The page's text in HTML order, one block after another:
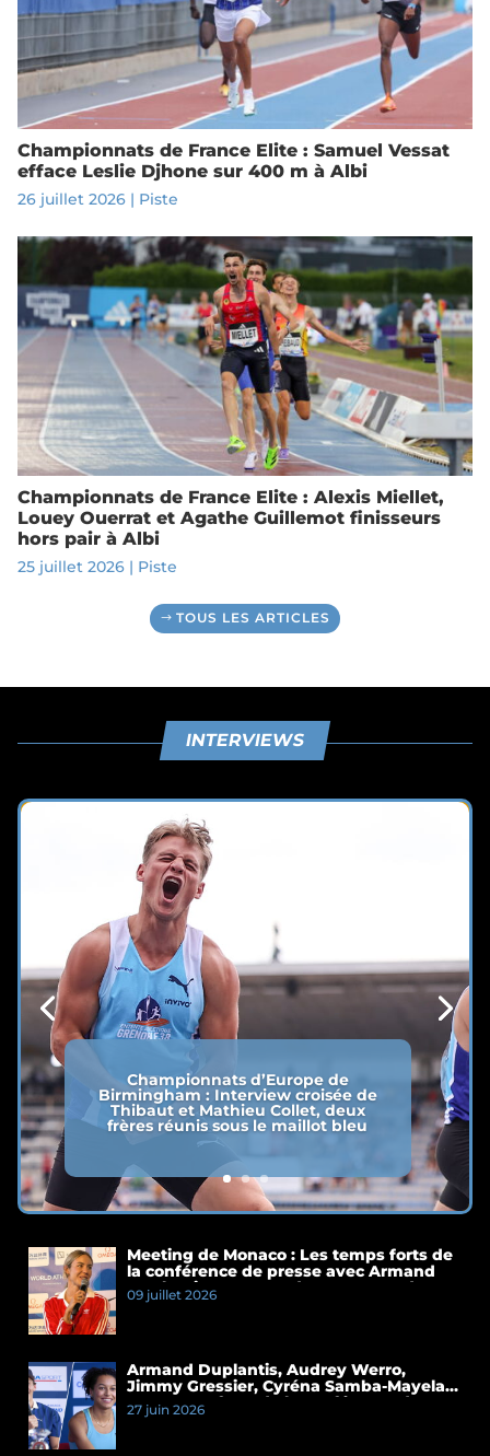
Championnats de France Elite : Samuel Vessat
efface Leslie Djhone sur 400 m à Albi
26 juillet 2026| Piste
Championnats de France Elite : Alexis Miellet,
Louey Ouerrat et Agathe Guillemot finisseurs
hors pair à Albi
25 juillet 2026| Piste
TOUS LES ARTICLES
INTERVIEWS
Championnats d’Europe de
Birmingham : Interview croisée de
Thibaut et Mathieu Collet, deux
frères réunis sous le maillot bleu
Meeting de Monaco : Les temps forts de
la conférence de presse avec Armand
Duplantis et Cassandre Beaugrand
09 juillet 2026
Armand Duplantis, Audrey Werro,
Jimmy Gressier, Cyréna Samba-Mayela…
Les temps forts de la conférence de
presse du Meeting de Paris 2026
27 juin 2026